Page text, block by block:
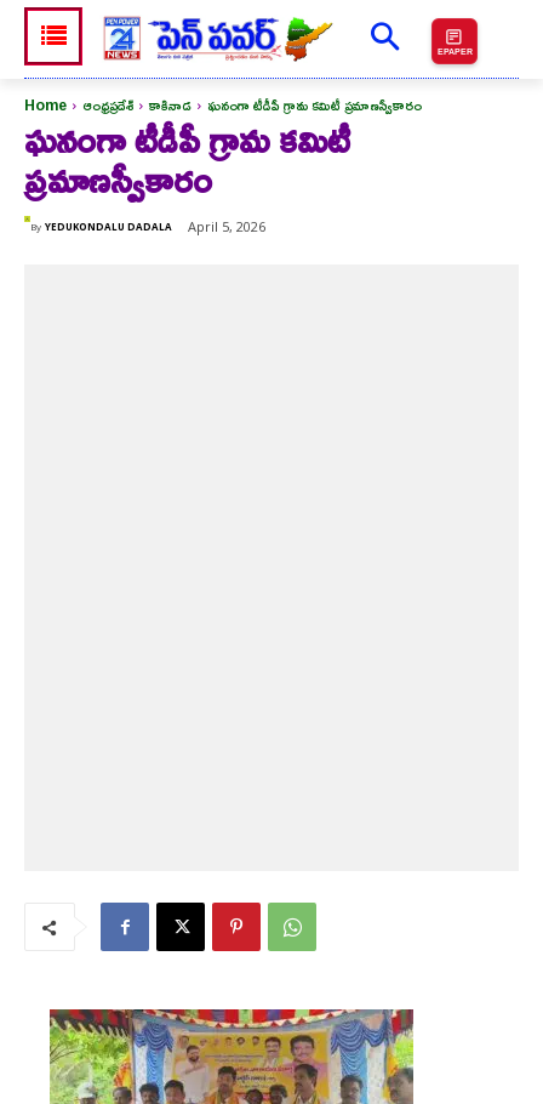
EPAPER
Home ఆంధ్రప్రదేశ్ కాకినాడ ఘనంగా టీడీపీ గ్రామ కమిటీ ప్రమాణస్వీకారం
ఘనంగా టీడీపీ గ్రామ కమిటీ
ప్రమాణస్వీకారం
By YEDUKONDALU DADALA April 5, 2026